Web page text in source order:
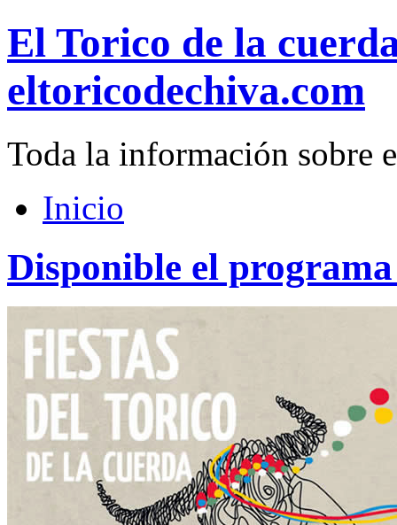
El Torico de la
eltoricodechiva.com
Toda la información sobre
Inicio
Disponible el programa